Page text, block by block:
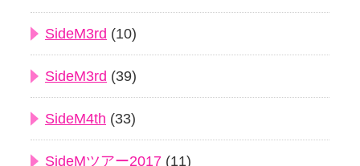
SideM3rd (10)
SideM3rd (39)
SideM4th (33)
SideMツアー2017 (11)